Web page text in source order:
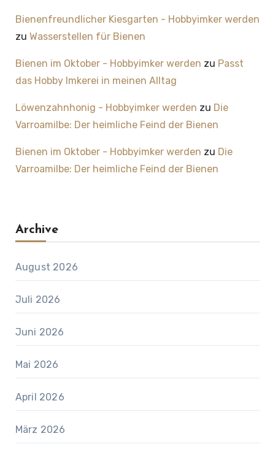
Bienenfreundlicher Kiesgarten - Hobbyimker werden
zu Wasserstellen für Bienen
Bienen im Oktober - Hobbyimker werden zu Passt
das Hobby Imkerei in meinen Alltag
Löwenzahnhonig - Hobbyimker werden zu Die
Varroamilbe: Der heimliche Feind der Bienen
Bienen im Oktober - Hobbyimker werden zu Die
Varroamilbe: Der heimliche Feind der Bienen
Archive
August 2026
Juli 2026
Juni 2026
Mai 2026
April 2026
März 2026